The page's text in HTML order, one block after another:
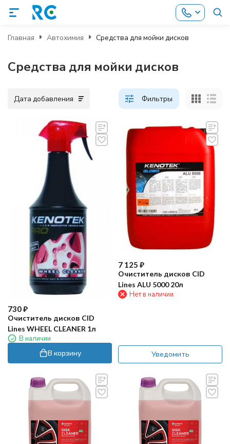
Главная Автохимия Средства для мойки дисков
Средства для мойки дисков
Дата добавления Фильтры
730₽
Очиститель дисков CID
Lines WHEEL CLEANER 1л
В наличии
В корзину
7 125 ₽
Очиститель дисков CID
Lines ALU 5000 20л
Нет в наличии
Уведомить